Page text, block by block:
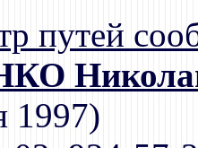
путей
1997)